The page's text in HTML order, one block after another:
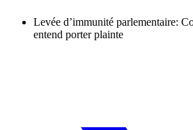
Levée d’immunité parlementaire:
entend porter plainte